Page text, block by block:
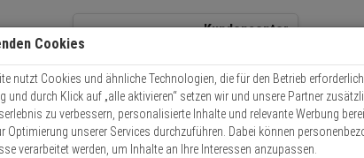
Kundencenter
Kontaktservice nutzen
Mo. - Do.: 8:00 - 16:30 Fr. 8:00 - 14:00 Uhr
Cookies
nutzt Cookies und ähnliche Technologien, die für den Betrieb
und durch Klick auf „alle aktivieren“ setzen wir und unsere Partner
zu verbessern, personalisierte Inhalte und relevante Werbung
Optimierung unserer Services durchzuführen. Dabei können
verarbeitet werden, um Inhalte an Ihre Interessen anzupassen.